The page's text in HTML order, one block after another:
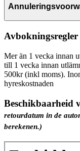
Avbokningsregler
Mer än 1 vecka innan
till 1 vecka innan
500kr (inkl moms).
hyreskostnaden
Beschikbaarheid
retourdatum in de
berekenen.)